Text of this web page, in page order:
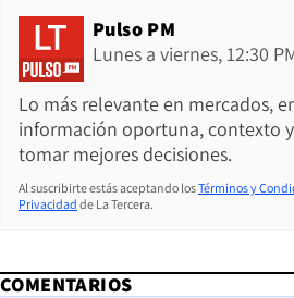
Pulso PM
Lunes a viernes, 12:30
Lo más relevante en mercados,
información oportuna, contexto
tomar mejores decisiones.
Al suscribirte estás aceptando losTérminos y
Privacidad de La Tercera.
COMENTARIOS